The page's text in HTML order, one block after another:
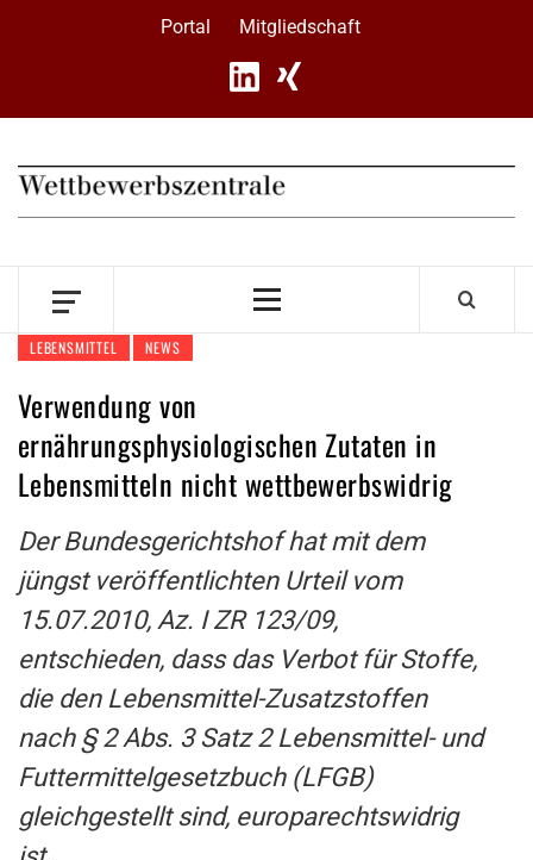
Portal Mitgliedschaft
Primary
LEBENSMITTEL NEWS
Verwendung von
ernährungsphysiologischen Zutaten in
Lebensmitteln nicht wettbewerbswidrig
Der Bundesgerichtshof hat mit dem
jüngst veröffentlichten Urteil vom
15.07.2010, Az. I ZR 123/09,
entschieden, dass das Verbot für Stoffe,
die den Lebensmittel-Zusatzstoffen
nach § 2 Abs. 3 Satz 2 Lebensmittel- und
Futtermittelgesetzbuch (LFGB)
gleichgestellt sind, europarechtswidrig